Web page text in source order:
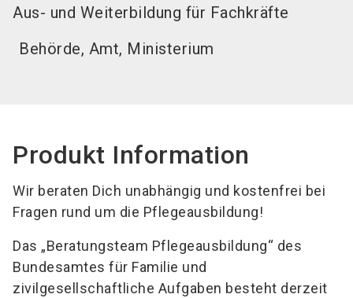
Aus- und Weiterbildung für Fachkräfte
Behörde, Amt, Ministerium
Produkt Information
Wir beraten Dich unabhängig und kostenfrei bei
Fragen rund um die Pflegeausbildung!
Das „Beratungsteam Pflegeausbildung“ des
Bundesamtes für Familie und
zivilgesellschaftliche Aufgaben besteht derzeit